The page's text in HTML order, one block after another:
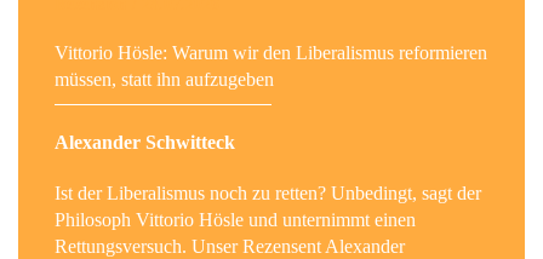
Vittorio Hösle: Warum wir den Liberalismus reformieren
müssen, statt ihn aufzugeben
Alexander Schwitteck
Ist der Liberalismus noch zu retten? Unbedingt, sagt der
Philosoph Vittorio Hösle und unternimmt einen
Rettungsversuch. Unser Rezensent Alexander